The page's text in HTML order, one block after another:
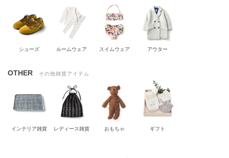
シューズ ルームウェア スイムウェア アウター
OTHER その他雑貨アイテム
インテリア雑貨 レディース雑貨 おもちゃ ギフト